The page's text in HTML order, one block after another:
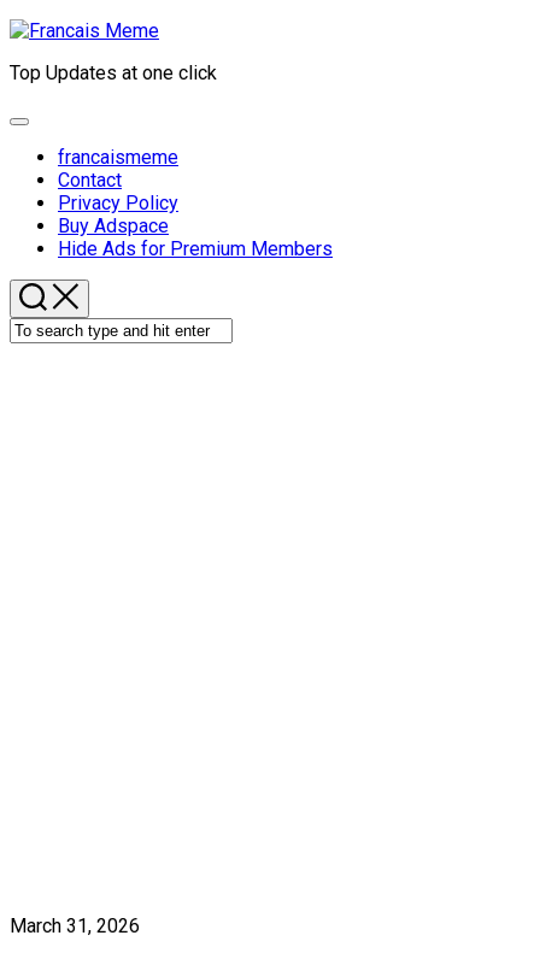
Skip
content
Top Updates at one click
Expand
francaismeme
Contact
Privacy Policy
Buy Adspace
Hide Ads for Premium Members
March 31, 2026